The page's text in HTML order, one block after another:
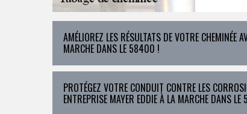
AMÉLIOREZ LES RÉSULTATS DE VOTRE CHEMINÉE
MARCHE DANS LE 58400 !
PROTÉGEZ VOTRE CONDUIT CONTRE LES
ENTREPRISE MAYER EDDIE À LA MARCHE DANS